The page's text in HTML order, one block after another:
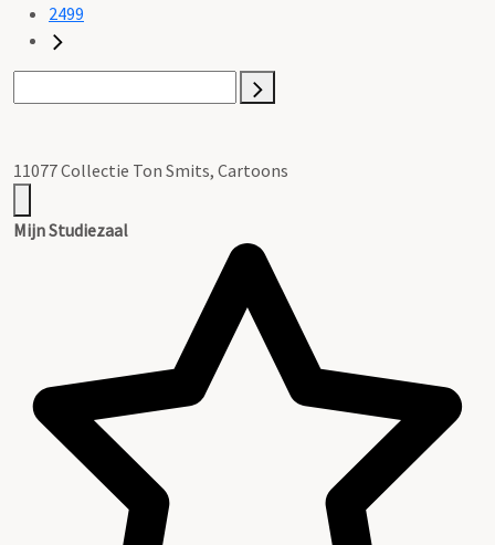
2499
11077 Collectie Ton Smits, Cartoons
Mijn Studiezaal